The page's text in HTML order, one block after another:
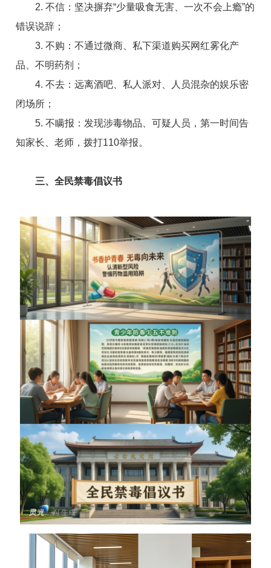
2. 不信：坚决摒弃“少量吸食无害、一次不会上瘾”的
错误说辞；
3. 不购：不通过微商、私下渠道购买网红雾化产
品、不明药剂；
4. 不去：远离酒吧、私人派对、人员混杂的娱乐密
闭场所；
5. 不瞒报：发现涉毒物品、可疑人员，第一时间告
知家长、老师，拨打110举报。
三、全民禁毒倡议书